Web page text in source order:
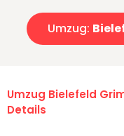
Umzug:
Umzug Bielefeld
Details